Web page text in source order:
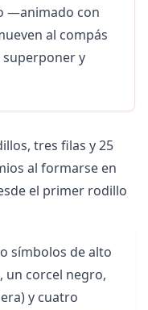
—animado con
al compás
y
tres filas y 25
al formarse en
el primer rodillo
símbolos de alto
un corcel negro,
y cuatro